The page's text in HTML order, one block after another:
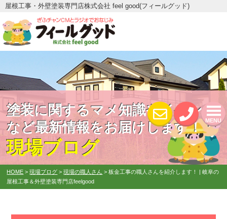
屋根工事・外壁塗装専門店株式会社 feel good(フィールグッド)
MENU
塗装に関するマメ知識やイベント
など最新情報をお届けします！
現場ブログ
HOME >現場ブログ >現場の職人さん >板金工事の職人さんを紹介します！ | 岐阜の
屋根工事＆外壁塗装専門店feelgood